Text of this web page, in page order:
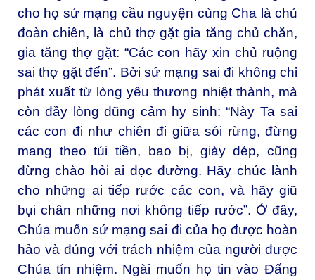
cho họ sứ mạng cầu nguyện cùng Cha là chủ
đoàn chiên, là chủ thợ gặt gia tăng chủ chăn,
gia tăng thợ gặt: “Các con hãy xin chủ ruộng
sai thợ gặt đến”. Bởi sứ mạng sai đi không chỉ
phát xuất từ lòng yêu thương nhiệt thành, mà
còn đầy lòng dũng cảm hy sinh: “Này Ta sai
các con đi như chiên đi giữa sói rừng, đừng
mang theo túi tiền, bao bị, giày dép, cũng
đừng chào hỏi ai dọc đường. Hãy chúc lành
cho những ai tiếp rước các con, và hãy giũ
bụi chân những nơi không tiếp rước”. Ở đây,
Chúa muốn sứ mạng sai đi của họ được hoàn
hảo và đúng với trách nhiệm của người được
Chúa tín nhiệm. Ngài muốn họ tin vào Đấng